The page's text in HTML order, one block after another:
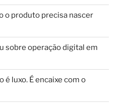
o produto precisa nascer
sobre operação digital em
é luxo. É encaixe com o